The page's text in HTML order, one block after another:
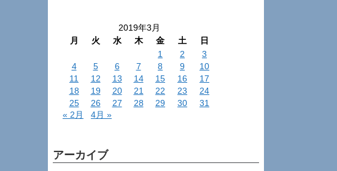
2019年3月
月
火 水 木 金 土
日
1
2
3
4
5 6 7 8 9
10
11
12 13 14 15 16
17
18
19 20 21 22 23
24
25
26 27 28 29 30
31
« 2月
4月 »
アーカイブ